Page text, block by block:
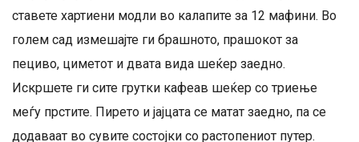
ставете хартиени модли во калапите за 12 мафини. Во
голем сад измешајте ги брашното, прашокот за
пециво, циметот и двата вида шеќер заедно.
Искршете ги сите грутки кафеав шеќер со триење
меѓу прстите. Пирето и јајцата се матат заедно, па се
додаваат во сувите состојки со растопениот путер.